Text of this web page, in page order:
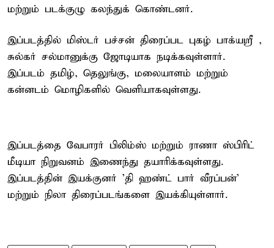
மற்றும் படக்குழு கலந்துக் கொண்டனர்.
இப்படத்தில் மிஸ்டர் பச்சன் திரைப்பட புகழ் பாக்யஸ்ரீ ,
சுல்கர் சல்மானுக்கு ஜோடியாக நடிக்கவுள்ளார்.
இப்படம் தமிழ், தெலுங்கு, மலையாளம் மற்றும்
கன்னடம் மொழிகளில் வெளியாகவுள்ளது.
இப்படத்தை வேபாரர் பிலிம்ஸ் மற்றும் ராணா ஸ்பிரிட்
மீடியா நிறுவனம் இணைந்து தயாரிக்கவுள்ளது.
இப்படத்தின் இயக்குனர் 'தி ஹண்ட் பார் வீரப்பன்'
மற்றும் நிலா திரைப்படங்களை இயக்கியுள்ளார்.